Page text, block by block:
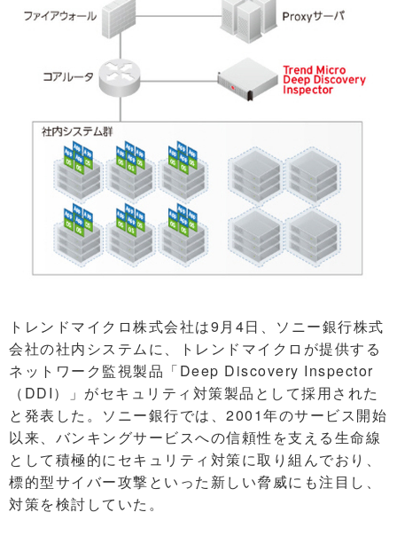
トレンドマイクロ株式会社は9月4日、ソニー銀行株式
会社の社内システムに、トレンドマイクロが提供する
ネットワーク監視製品「Deep Discovery Inspector
（DDI）」がセキュリティ対策製品として採用された
と発表した。ソニー銀行では、2001年のサービス開始
以来、バンキングサービスへの信頼性を支える生命線
として積極的にセキュリティ対策に取り組んでおり、
標的型サイバー攻撃といった新しい脅威にも注目し、
対策を検討していた。